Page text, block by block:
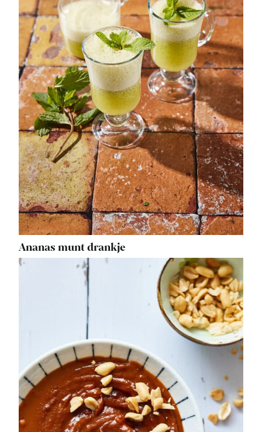
Ananas munt drankje